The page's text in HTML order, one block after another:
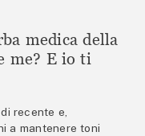
medica della
me? E io ti
recente e,
a mantenere toni